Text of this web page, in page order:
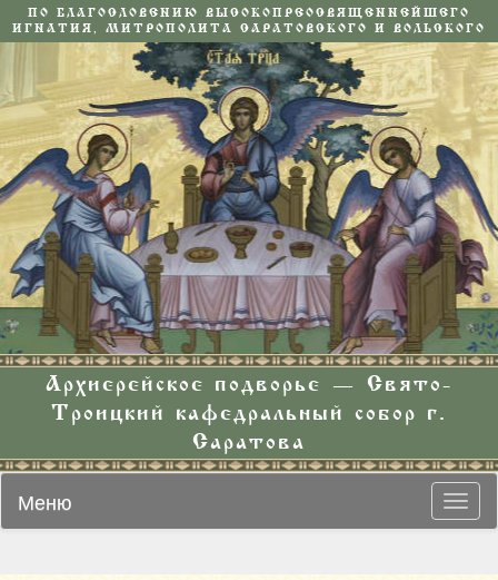
ПО БЛАГОСЛОВЕНИЮ ВЫСОКОПРЕОСВЯЩЕННЕЙШЕГО
ИГНАТИЯ, МИТРОПОЛИТА САРАТОВСКОГО И ВОЛЬСКОГО
Архиерейское подворье — Свято-
Троицкий кафедральный собор г.
Саратова
Меню